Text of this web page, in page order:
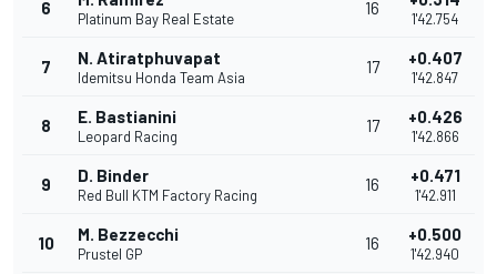
6
Platinum Bay Real Estate
16
1'42.754
7 N. Atiratphuvapat
Idemitsu Honda Team Asia
17 +0.407
1'42.847
8 E. Bastianini
Leopard Racing
17 +0.426
1'42.866
9 D. Binder
Red Bull KTM Factory Racing
16 +0.471
1'42.911
10 M. Bezzecchi
Prustel GP
16 +0.500
1'42.940